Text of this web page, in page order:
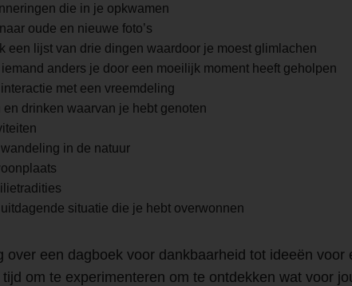
die in je opkwamen
oude en nieuwe foto’s
een lijst van drie dingen waardoor je moest glimlachen
iemand anders je door een moeilijk moment heeft geholpen
interactie met een vreemdeling
en drinken waarvan je hebt genoten
wandeling in de natuur
uitdagende situatie die je hebt overwonnen
over een dagboek voor dankbaarheid tot ideeën
tijd om te experimenteren om te ontdekken wat voor